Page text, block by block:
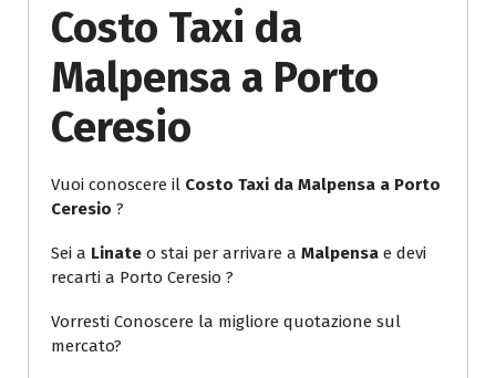
Costo Taxi da
Malpensa a Porto
Ceresio
Vuoi conoscere il Costo Taxi da Malpensa a Porto
Ceresio ?
Sei a Linate o stai per arrivare a Malpensa e devi
recarti a Porto Ceresio ?
Vorresti Conoscere la migliore quotazione sul
mercato?